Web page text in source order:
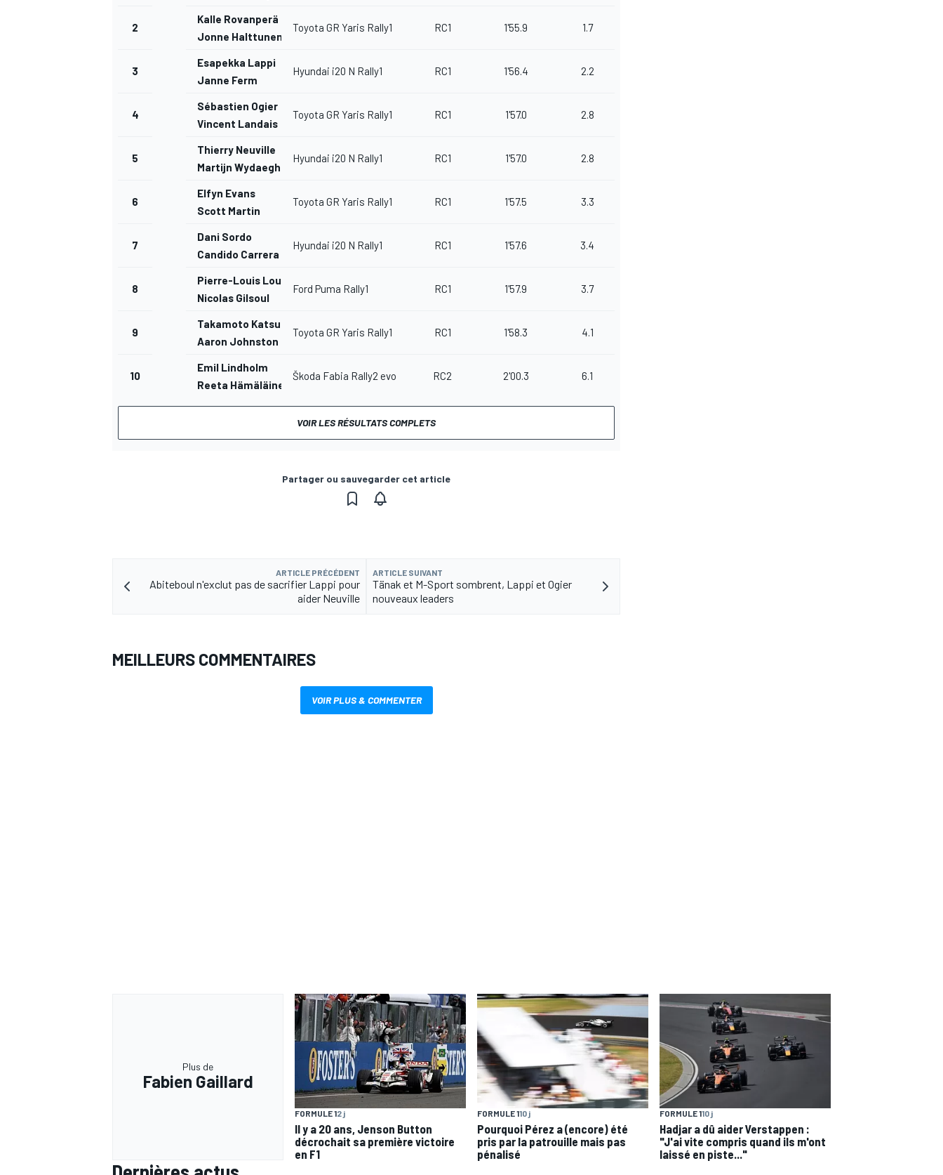
AUTRES CHAMPIONNATS
2
Kalle Rovanperä
Jonne Halttunen
Toyota GR Yaris Rally1 RC1 1'55.9 1.7
3
Esapekka Lappi
Janne Ferm
Hyundai i20 N Rally1 RC1 1'56.4 2.2
4
Sébastien Ogier
Vincent Landais
Toyota GR Yaris Rally1 RC1 1'57.0 2.8
5
Thierry Neuville
Martijn Wydaeghe
Hyundai i20 N Rally1 RC1 1'57.0 2.8
6
Elfyn Evans
Scott Martin
Toyota GR Yaris Rally1 RC1 1'57.5 3.3
7
Dani Sordo
Candido Carrera
Hyundai i20 N Rally1 RC1 1'57.6 3.4
8
Pierre-Louis Loubet
Nicolas Gilsoul
Ford Puma Rally1 RC1 1'57.9 3.7
9
Takamoto Katsuta
Aaron Johnston
Toyota GR Yaris Rally1 RC1 1'58.3 4.1
10
Emil Lindholm
Reeta Hämäläinen
Škoda Fabia Rally2 evo RC2 2'00.3 6.1
VOIR LES RÉSULTATS COMPLETS
Partager ou sauvegarder cet article
ARTICLE PRÉCÉDENT
Abiteboul n'exclut pas de sacrifier Lappi pour
aider Neuville
ARTICLE SUIVANT
Tänak et M-Sport sombrent, Lappi et Ogier
nouveaux leaders
MEILLEURS COMMENTAIRES
VOIR PLUS & COMMENTER
Plus de
Fabien Gaillard
FORMULE 12 j
Il y a 20 ans, Jenson Button
décrochait sa première victoire
en F1
FORMULE 110 j
Pourquoi Pérez a (encore) été
pris par la patrouille mais pas
pénalisé
FORMULE 110 j
Hadjar a dû aider Verstappen :
"J'ai vite compris quand ils m'ont
laissé en piste..."